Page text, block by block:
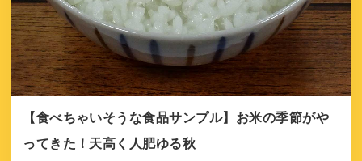
【食べちゃいそうな食品サンプル】お米の季節がや
ってきた！天高く人肥ゆる秋